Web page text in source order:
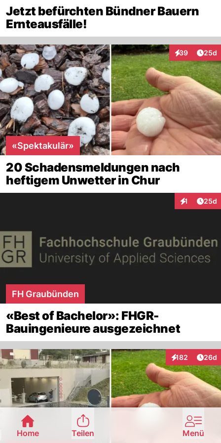
Jetzt befürchten Bündner Bauern
Ernteausfälle!
39
Interaktionen
25d
«Spektakulär»
20 Schadensmeldungen nach
heftigem Unwetter in Chur
1
Interaktionen
25d
FH Graubünden
«Best of Bachelor»: FHGR-
Bauingenieure ausgezeichnet
182
Interaktionen
26d
Home Teilen Menü